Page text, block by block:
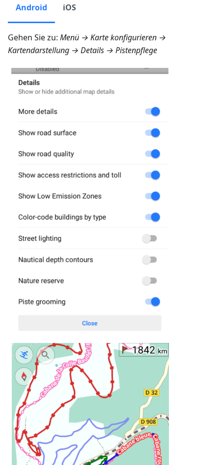
Android iOS
Gehen Sie zu: Menü → Karte konfigurieren →
Kartendarstellung → Details → Pistenpflege